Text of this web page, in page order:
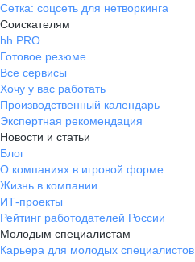
Сетка: соцсеть для нетворкинга
Соискателям
hh PRO
Готовое резюме
Все сервисы
Хочу у вас работать
Производственный календарь
Экспертная рекомендация
Новости и статьи
Блог
О компаниях в игровой форме
Жизнь в компании
ИТ-проекты
Рейтинг работодателей России
Молодым специалистам
Карьера для молодых специалистов